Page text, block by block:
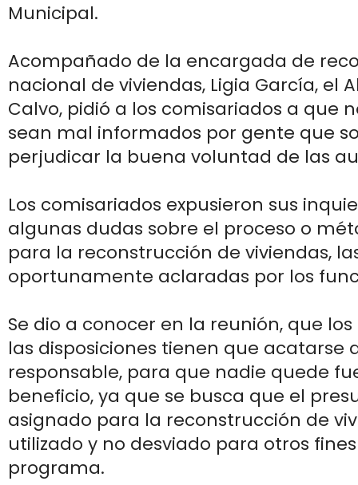
Municipal.
Acompañado de la encargada de
nacional de viviendas, Ligia García, el
Calvo, pidió a los comisariados a que
sean mal informados por gente que
perjudicar la buena voluntad de las
Los comisariados expusieron sus
algunas dudas sobre el proceso o
para la reconstrucción de viviendas,
oportunamente aclaradas por los
Se dio a conocer en la reunión, que
las disposiciones tienen que acatarse
responsable, para que nadie quede
beneficio, ya que se busca que el
asignado para la reconstrucción de
utilizado y no desviado para otros
programa.